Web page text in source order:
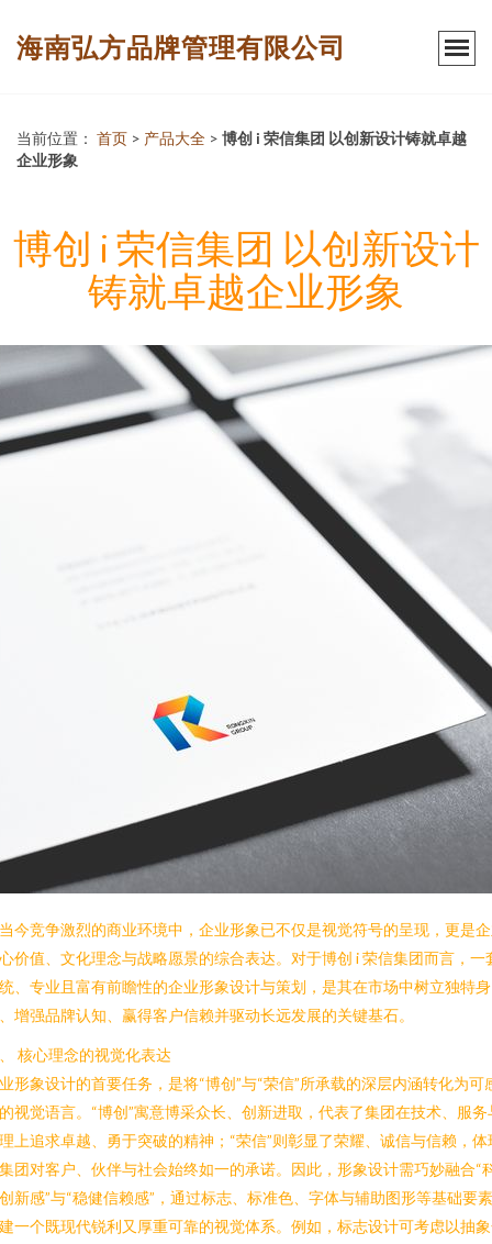
海南弘方品牌管理有限公司
当前位置： 首页 > 产品大全 > 博创 i 荣信集团 以创新设计铸就卓越
企业形象
博创 i 荣信集团 以创新设计
铸就卓越企业形象
今竞争激烈的商业环境中，企业形象已不仅是视觉符号的呈现，更是
价值、文化理念与战略愿景的综合表达。对于博创 i 荣信集团而言，一
、专业且富有前瞻性的企业形象设计与策划，是其在市场中树立独特身
增强品牌认知、赢得客户信赖并驱动长远发展的关键基石。
核心理念的视觉化表达
形象设计的首要任务，是将“博创”与“荣信”所承载的深层内涵转化为可
视觉语言。“博创”寓意博采众长、创新进取，代表了集团在技术、服务
上追求卓越、勇于突破的精神；“荣信”则彰显了荣耀、诚信与信赖，体
团对客户、伙伴与社会始终如一的承诺。因此，形象设计需巧妙融合“
新感”与“稳健信赖感”，通过标志、标准色、字体与辅助图形等基础要
一个既现代锐利又厚重可靠的视觉体系。例如，标志设计可考虑以抽